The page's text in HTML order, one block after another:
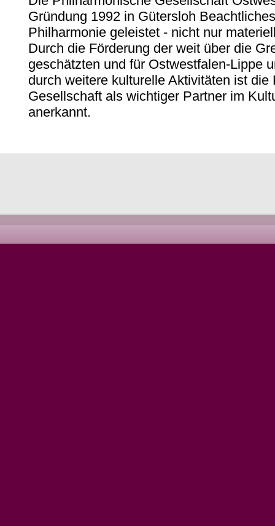
Gründung 1992 in Gütersloh
Philharmonie geleistet - nicht nur
Durch die Förderung der weit über die
geschätzten und für Ostwestfalen-Lippe
durch weitere kulturelle Aktivitäten ist die
Gesellschaft als wichtiger Partner im
anerkannt.